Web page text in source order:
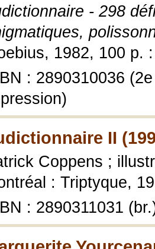
- 298
1982, 100 p.
: 2890310036
II
Coppens ;
: Triptyque,
: 2890311031